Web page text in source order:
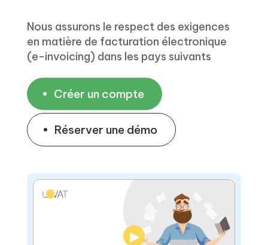
Nous assurons le respect des exigences
en matière de facturation électronique
(e-invoicing) dans les pays suivants
Créer un compte
Réserver une démo
▶